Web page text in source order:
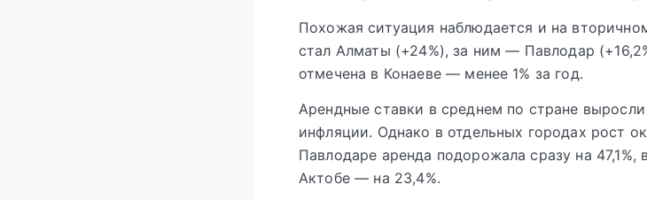
Похожая ситуация наблюдается и на
стал Алматы (+24%), за ним — Павлодар
отмечена в Конаеве — менее 1% за год.
Арендные ставки в среднем по стране
инфляции. Однако в отдельных городах рост
Павлодаре аренда подорожала сразу на 47,1%,
Актобе — на 23,4%.